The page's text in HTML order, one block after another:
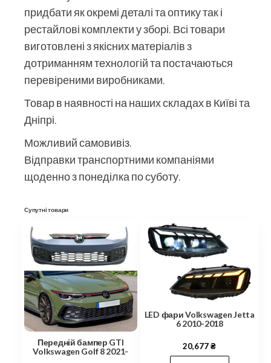
придбати як окремі деталі та оптику так і
рестайлові комплекти у зборі. Всі товари
виготовлені з якісних матеріалів з
дотриманням технологій та постачаються
перевіреними виробниками.
Товар в наявності на наших складах в Київі та
Дніпрі.
Можливий самовивіз.
Відправки транспортними компаніями
щоденно з понеділка по суботу.
Супутні товари
Передній бампер GTI
Volkswagen Golf 8 2021-
LED фари Volkswagen Jetta
6 2010-2018
20,677₴